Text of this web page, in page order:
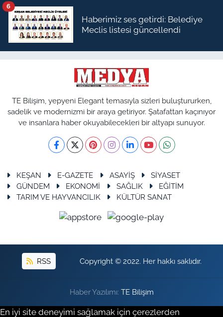
Haberimiz ses getirdi: Belediye
Meclis listesi güncellendi
6
TE Bilişim, yepyeni Elegant temasıyla sizleri buluştururken,
sadelik ve modernizmi bir araya getiriyor. Şatafattan kaçınıyor
ve insanlara haber okuyabilecekleri bir altyapı sunuyor.
KEŞAN E-GAZETE ASAYİŞ
SİYASET
GÜNDEM
EKONOMİ SAĞLIK
EĞİTİM
TARIM VE HAYVANCILIK
KÜLTÜR SANAT
RSS Copyright © 2022. Her hakkı saklıdır.
Haber Yazılımı: TE Bilişim
En iyi site deneyimi sağlamak için çerezlerden